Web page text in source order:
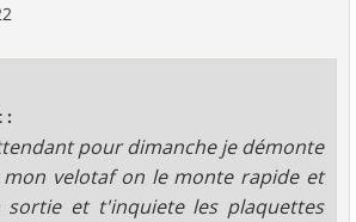
:
pour dimanche je démonte
mon velotaf on le monte rapide et
sortie et t'inquiete les plaquettes